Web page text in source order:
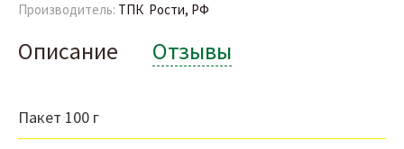
Производитель: ТПК Рости, РФ
Описание Отзывы
Пакет 100 г